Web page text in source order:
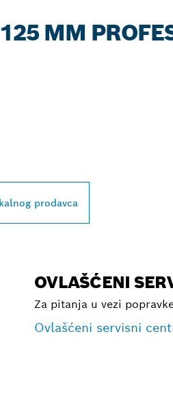
MM
prodavca
OVLAŠĆENI
Za pitanja u vezi
Ovlašćeni servisni